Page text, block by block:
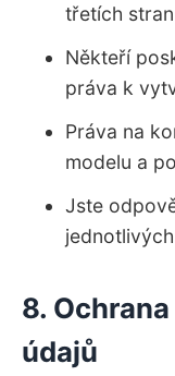
třetích
Někteří
práva k
Práva na
modelu a
Jste
8.
údajů